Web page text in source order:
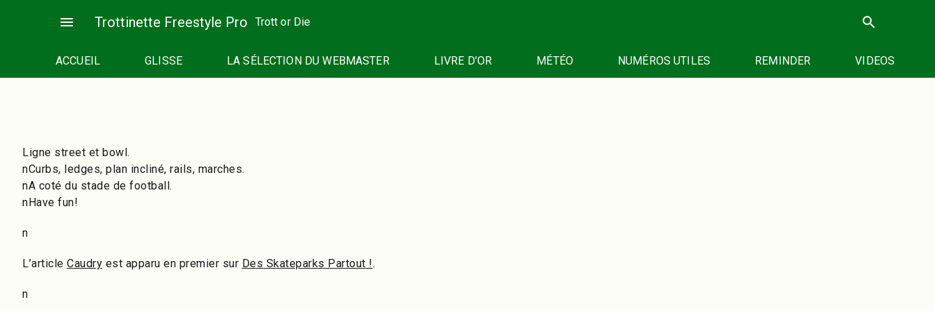
menu Trottinette Freestyle Pro Trott or Die search
ACCUEIL GLISSE LA SÉLECTION DU WEBMASTER LIVRE D’OR MÉTÉO NUMÉROS UTILES REMINDER VIDEOS
Ligne street et bowl.
nCurbs, ledges, plan incliné, rails, marches.
nA coté du stade de football.
nHave fun!
n
L’article Caudry est apparu en premier sur Des Skateparks Partout !.
n